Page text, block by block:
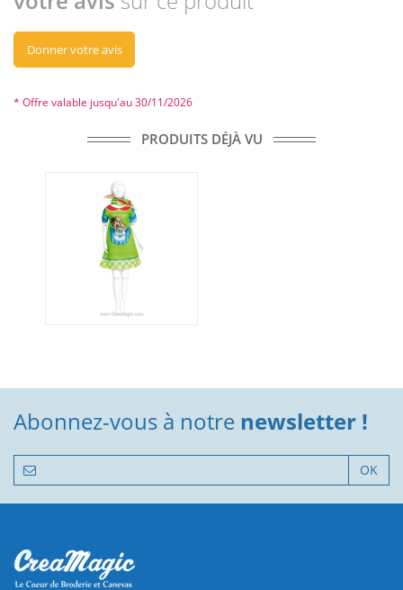
Donner votre avis
* Offre valable jusqu'au 30/11/2026
PRODUITS DÉJÀ VU
Abonnez-vous à notre newsletter !
OK